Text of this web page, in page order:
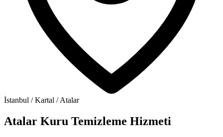
İstanbul / Kartal / Atalar
Atalar Kuru Temizleme Hizmeti